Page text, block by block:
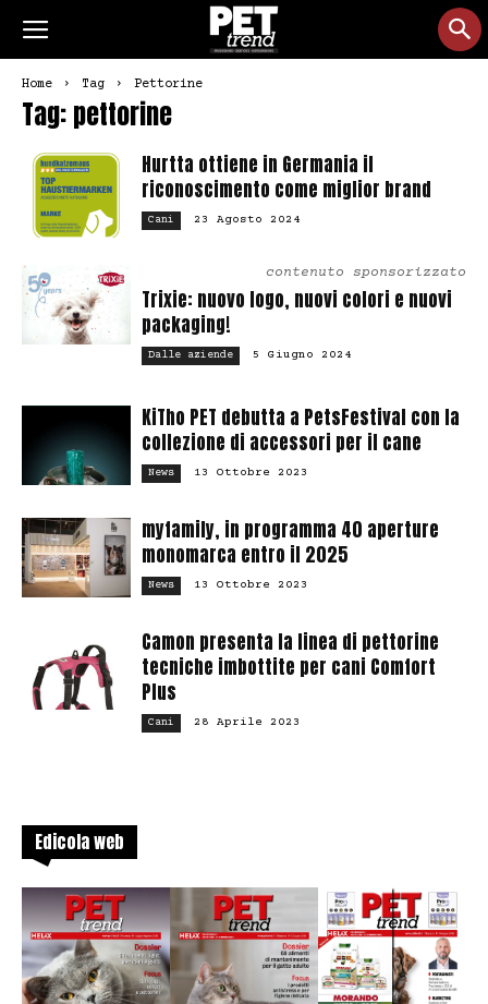
Home Tag Pettorine
Tag: pettorine
Hurtta ottiene in Germania il
riconoscimento come miglior brand
Cani 23 Agosto 2024
contenuto sponsorizzato
Trixie: nuovo logo, nuovi colori e nuovi
packaging!
Dalle aziende 5 Giugno 2024
KiTho PET debutta a PetsFestival con la
collezione di accessori per il cane
News 13 Ottobre 2023
myfamily, in programma 40 aperture
monomarca entro il 2025
News 13 Ottobre 2023
Camon presenta la linea di pettorine
tecniche imbottite per cani Comfort
Plus
Cani 28 Aprile 2023
Edicola web